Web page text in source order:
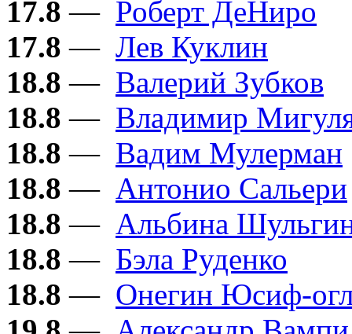
17.8 — Роберт ДеНиро
17.8 — Лев Куклин
18.8 — Валерий Зубков
18.8 — Владимир
18.8 — Вадим Мулерман
18.8 — Антонио Сальери
18.8 — Альбина
18.8 — Бэла Руденко
18.8 — Онегин Юсиф-